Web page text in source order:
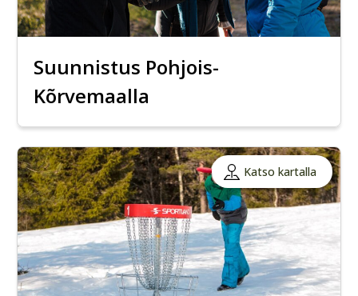
Suunnistus Pohjois-
Kõrvemaalla
Katso kartalla